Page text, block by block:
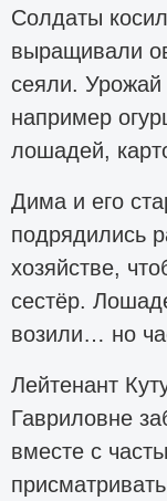
Солдаты
выращивали
сеяли. Урожай
например
лошадей,
Дима и его
подрядились
хозяйстве,
сестёр.
возили… но
Лейтенант
Гавриловне
вместе с